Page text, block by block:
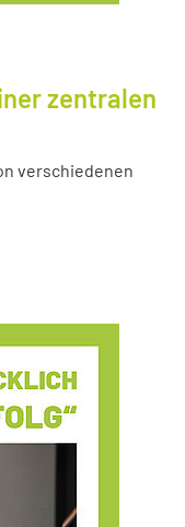
zentralen
verschiedenen